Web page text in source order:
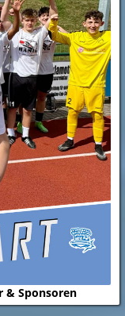
& Sponsoren